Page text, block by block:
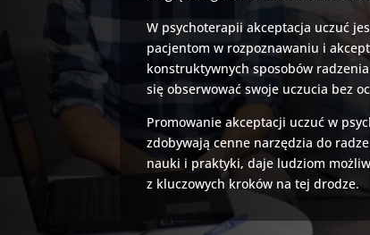
W psychoterapii akceptacja uczuć
pacjentom w rozpoznawaniu i
konstruktywnych sposobów
się obserwować swoje uczucia bez
Promowanie akceptacji uczuć w
zdobywają cenne narzędzia do
nauki i praktyki, daje ludziom
z kluczowych kroków na tej drodze.